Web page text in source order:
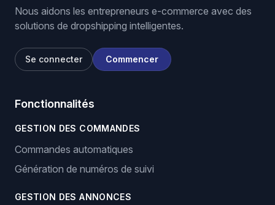
Nous aidons les entrepreneurs e-commerce avec des
solutions de dropshipping intelligentes.
Se connecter Commencer
Fonctionnalités
GESTION DES COMMANDES
Commandes automatiques
Génération de numéros de suivi
GESTION DES ANNONCES